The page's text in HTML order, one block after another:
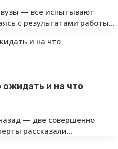
вузы — все испытывают
с результатами работы…
ожидать и на что
— две совершенно
рассказали…